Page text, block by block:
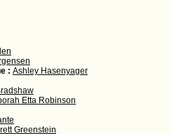
: Ashley Hasenyager
Etta Robinson
Greenstein